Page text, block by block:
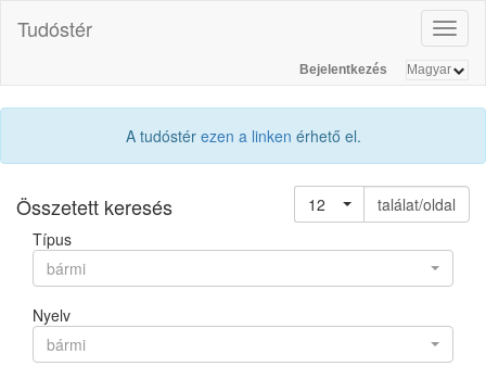
Tudóstér
Bejelentkezés
A tudóstér ezen a linken érhető el.
Összetett keresés 12
találat/oldal
Típus
bármi
Nyelv
bármi